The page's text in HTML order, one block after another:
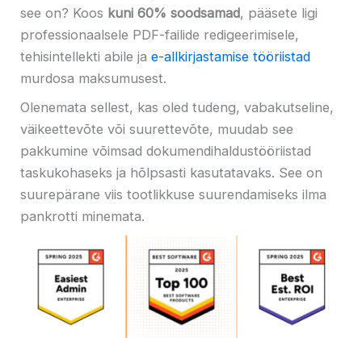
see on? Koos kuni 60% soodsamad, pääsete ligi
professionaalsele PDF-failide redigeerimisele,
tehisintellekti abile ja e-allkirjastamise tööriistad
murdosa maksumusest.
Olenemata sellest, kas oled tudeng, vabakutseline,
väikeettevõte või suurettevõte, muudab see
pakkumine võimsad dokumendihaldustööriistad
taskukohaseks ja hõlpsasti kasutatavaks. See on
suurepärane viis tootlikkuse suurendamiseks ilma
pankrotti minemata.